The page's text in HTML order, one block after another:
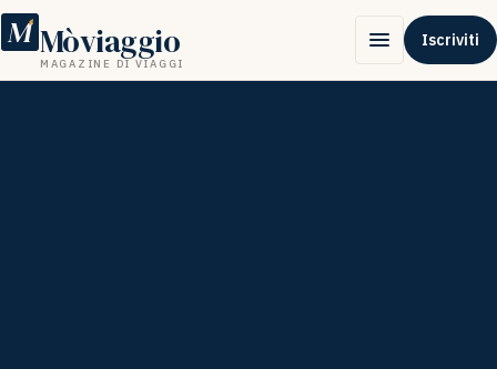
MMòviaggio
MAGAZINE DI VIAGGI
Iscriviti